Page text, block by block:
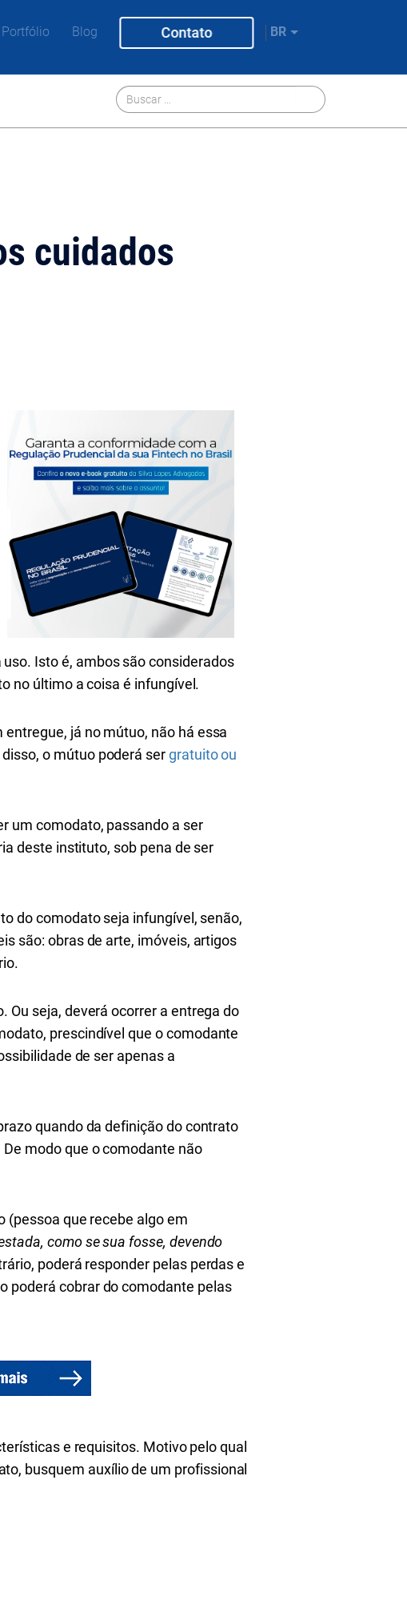
Portfólio Blog Contato BR
cuidados
Isto é, ambos são considerados
no último a coisa é infungível.
já no mútuo, não há essa
o mútuo poderá sergratuito ou
um comodato, passando a ser
deste instituto, sob pena de ser
do comodato seja infungível, senão,
são: obras de arte, imóveis, artigos
seja, deverá ocorrer a entrega do
prescindível que o comodante
de ser apenas a
quando da definição do contrato
modo que o comodante não
(pessoa que recebe algo em
como se sua fosse, devendo
poderá responder pelas perdas e
poderá cobrar do comodante pelas
e requisitos. Motivo pelo qual
busquem auxílio de um profissional